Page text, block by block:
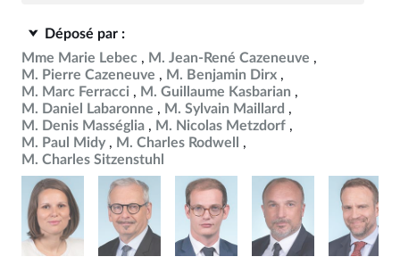
Déposé par :
Mme Marie Lebec
M. Jean-René Cazeneuve
M. Pierre Cazeneuve
M. Benjamin Dirx
M. Marc Ferracci
M. Guillaume Kasbarian
M. Daniel Labaronne
M. Sylvain Maillard
M. Denis Masséglia
M. Nicolas Metzdorf
M. Paul Midy
M. Charles Rodwell
M. Charles Sitzenstuhl